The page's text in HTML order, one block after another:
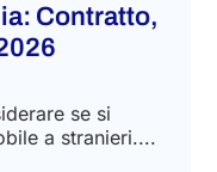
Contratto,
se si
a stranieri....